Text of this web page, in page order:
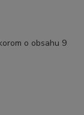
o obsahu 9